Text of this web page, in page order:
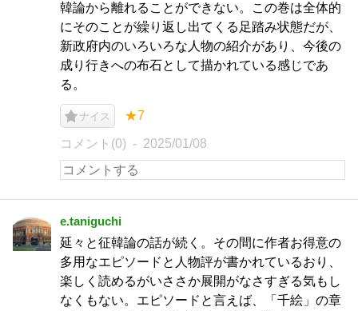
韓論から離れることができない。この巻は全体的
にそのことが繰り返し出てくる足踏み状態だが、
新政府内のいろいろな人物の紹介があり、今後の
成り行きへの布石として描かれている感じであ
る。
ナイス ★7
コメント(0) 2025/01/08
e.taniguchi
延々と征韓論の話が続く。その間に作者お得意の
多用なエピソードと人物評が書かれているおり、
楽しく読めるがいささか展開がなさすぎる気もし
なくもない。エピソードと言えば、「千絵」の章